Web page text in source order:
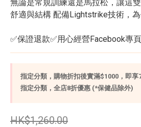
無論是常規訓練還是馬拉松，讓這
舒適與結構 配備Lightstrike技術，
✅保證退款✅用心經營Facebook專
指定分類，購物折扣後實滿$1000，即
指定分類，全店8折優惠 (*保健品除外)
HK$1,260.00